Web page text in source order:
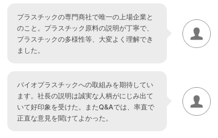
プラスチックの専門商社で唯一の上場企業と
のこと。プラスチック原料の説明が丁寧で、
プラスチックの多様性等、大変よく理解でき
ました。
バイオプラスチックへの取組みを期待してい
ます。社長の説明は誠実な人柄がにじみ出て
いて好印象を受けた。またQ&Aでは、率直で
正直な意見を聞けてよかった。